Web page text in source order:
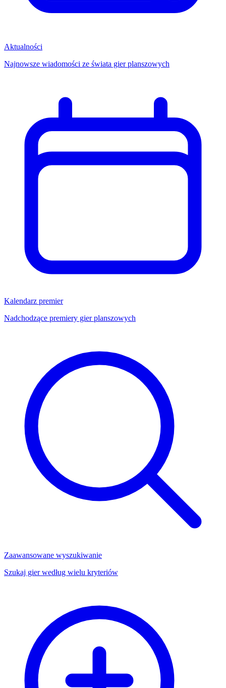
Aktualności
Najnowsze wiadomości ze świata gier planszowych
Kalendarz premier
Nadchodzące premiery gier planszowych
Zaawansowane wyszukiwanie
Szukaj gier według wielu kryteriów